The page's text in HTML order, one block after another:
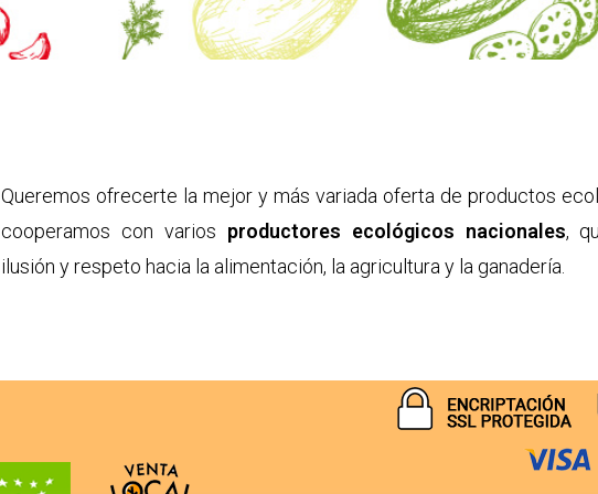
Queremos ofrecerte la mejor y más variada oferta de productos
cooperamos con varios productores ecológicos nacionales,
ilusión y respeto hacia la alimentación, la agricultura y la ganadería.